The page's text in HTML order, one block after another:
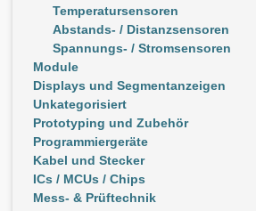
Temperatursensoren
Abstands- / Distanzsensoren
Spannungs- / Stromsensoren
Module
Displays und Segmentanzeigen
Unkategorisiert
Prototyping und Zubehör
Programmiergeräte
Kabel und Stecker
ICs / MCUs / Chips
Mess- & Prüftechnik